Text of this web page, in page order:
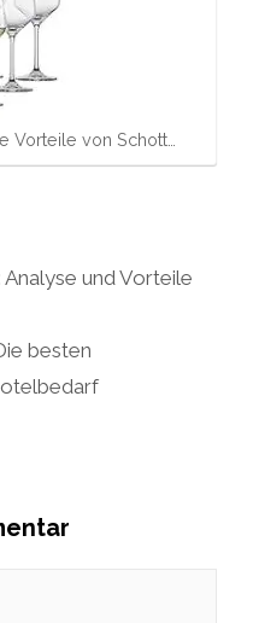
Vorteile von Schott…
und Vorteile
besten